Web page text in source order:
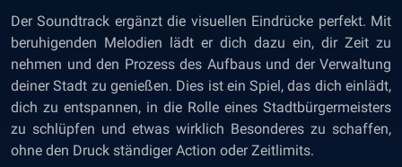
Der Soundtrack ergänzt die visuellen Eindrücke perfekt. Mit
beruhigenden Melodien lädt er dich dazu ein, dir Zeit zu
nehmen und den Prozess des Aufbaus und der Verwaltung
deiner Stadt zu genießen. Dies ist ein Spiel, das dich einlädt,
dich zu entspannen, in die Rolle eines Stadtbürgermeisters
zu schlüpfen und etwas wirklich Besonderes zu schaffen,
ohne den Druck ständiger Action oder Zeitlimits.